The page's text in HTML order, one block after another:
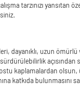
tarzınızı
dayanıklı, uzun
açısından
kaplamalardan
katkıda bulunmasını